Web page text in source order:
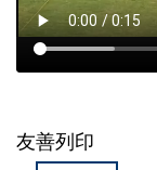
友善列印